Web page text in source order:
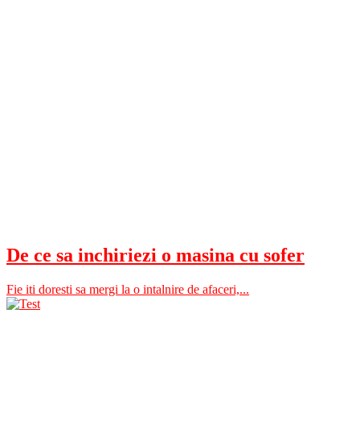
De ce sa inchiriezi o masina cu sofer
Fie iti doresti sa mergi la o intalnire de afaceri,...